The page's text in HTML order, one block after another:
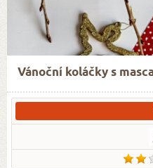
Vánoční koláčky s